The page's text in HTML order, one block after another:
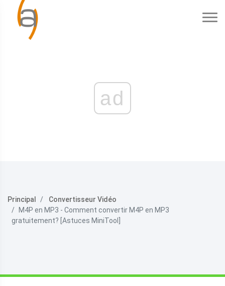
ad
Principal
Convertisseur Vidéo
M4P en MP3 - Comment convertir M4P en MP3
gratuitement? [Astuces MiniTool]